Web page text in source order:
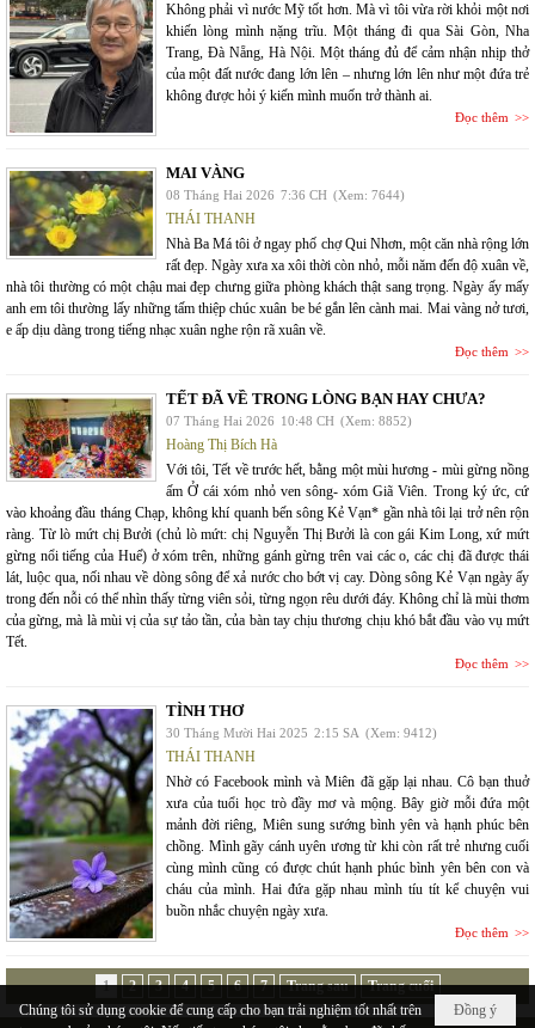
Không phải vì nước Mỹ tốt hơn. Mà vì tôi vừa rời khỏi một nơi
khiến lòng mình nặng trĩu. Một tháng đi qua Sài Gòn, Nha
Trang, Đà Nẵng, Hà Nội. Một tháng đủ để cảm nhận nhịp thở
của một đất nước đang lớn lên – nhưng lớn lên như một đứa trẻ
không được hỏi ý kiến mình muốn trở thành ai.
Đọc thêm
MAI VÀNG
08 Tháng Hai 2026 7:36 CH (Xem: 7644)
THÁI THANH
Nhà Ba Má tôi ở ngay phố chợ Qui Nhơn, một căn nhà rộng lớn
rất đẹp. Ngày xưa xa xôi thời còn nhỏ, mỗi năm đến độ xuân về,
nhà tôi thường có một chậu mai đẹp chưng giữa phòng khách thật sang trọng. Ngày ấy mấy
anh em tôi thường lấy những tấm thiệp chúc xuân be bé gắn lên cành mai. Mai vàng nở tươi,
e ấp dịu dàng trong tiếng nhạc xuân nghe rộn rã xuân về.
Đọc thêm
TẾT ĐÃ VỀ TRONG LÒNG BẠN HAY CHƯA?
07 Tháng Hai 2026 10:48 CH (Xem: 8852)
Hoàng Thị Bích Hà
Với tôi, Tết về trước hết, bằng một mùi hương - mùi gừng nồng
ấm Ở cái xóm nhỏ ven sông- xóm Giã Viên. Trong ký ức, cứ
vào khoảng đầu tháng Chạp, không khí quanh bến sông Kẻ Vạn* gần nhà tôi lại trở nên rộn
ràng. Từ lò mứt chị Bưởi (chủ lò mứt: chị Nguyễn Thị Bưởi là con gái Kim Long, xứ mứt
gừng nổi tiếng của Huế) ở xóm trên, những gánh gừng trên vai các o, các chị đã được thái
lát, luộc qua, nối nhau về dòng sông để xả nước cho bớt vị cay. Dòng sông Kẻ Vạn ngày ấy
trong đến nỗi có thể nhìn thấy từng viên sỏi, từng ngọn rêu dưới đáy. Không chỉ là mùi thơm
của gừng, mà là mùi vị của sự tảo tần, của bàn tay chịu thương chịu khó bắt đầu vào vụ mứt
Tết.
Đọc thêm
TÌNH THƠ
30 Tháng Mười Hai 2025 2:15 SA (Xem: 9412)
THÁI THANH
Nhờ có Facebook mình và Miên đã gặp lại nhau. Cô bạn thuở
xưa của tuổi học trò đầy mơ và mộng. Bây giờ mỗi đứa một
mảnh đời riêng, Miên sung sướng bình yên và hạnh phúc bên
chồng. Mình gãy cánh uyên ương từ khi còn rất trẻ nhưng cuối
cùng mình cũng có được chút hạnh phúc bình yên bên con và
cháu của mình. Hai đứa gặp nhau mình tíu tít kể chuyện vui
buồn nhắc chuyện ngày xưa.
Đọc thêm
1 2 3 4 5 6 7 Trang sau
Trang cuối
Đồng ý
Chúng tôi sử dụng cookie để cung cấp cho bạn trải nghiệm tốt nhất trên